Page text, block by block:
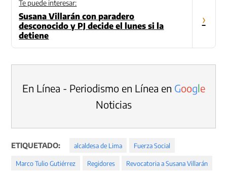
Te puede interesar:
Susana Villarán con paradero
desconocido y PJ decide el lunes si la
detiene
›
En Línea - Periodismo en Línea en Google
Noticias
ETIQUETADO: alcaldesa de Lima Fuerza Social
Marco Tulio Gutiérrez Regidores Revocatoria a Susana Villarán